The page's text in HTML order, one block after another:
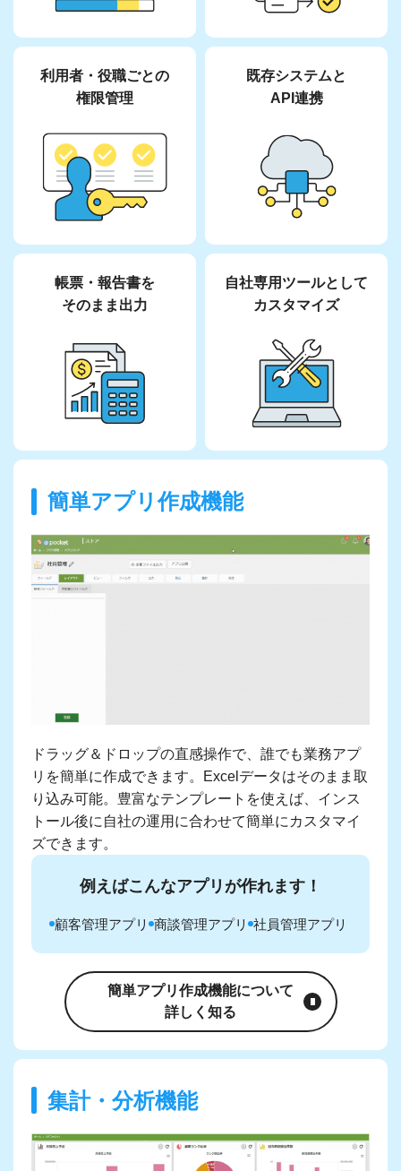
利用者・役職ごとの
権限管理
既存システムと
API連携
帳票・報告書を
そのまま出力
自社専用ツールとして
カスタマイズ
簡単アプリ作成機能
ドラッグ＆ドロップの直感操作で、誰でも業務アプ
リを簡単に作成できます。Excelデータはそのまま取
り込み可能。豊富なテンプレートを使えば、インス
トール後に自社の運用に合わせて簡単にカスタマイ
ズできます。
例えばこんなアプリが作れます！
顧客管理アプリ 商談管理アプリ 社員管理アプリ
簡単アプリ作成機能について
詳しく知る
集計・分析機能